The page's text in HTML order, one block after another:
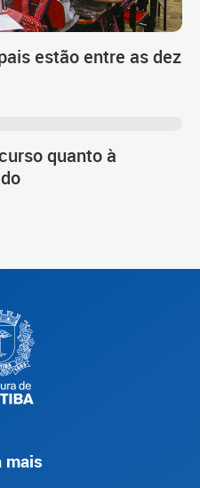
estão entre as dez
quanto à
mais